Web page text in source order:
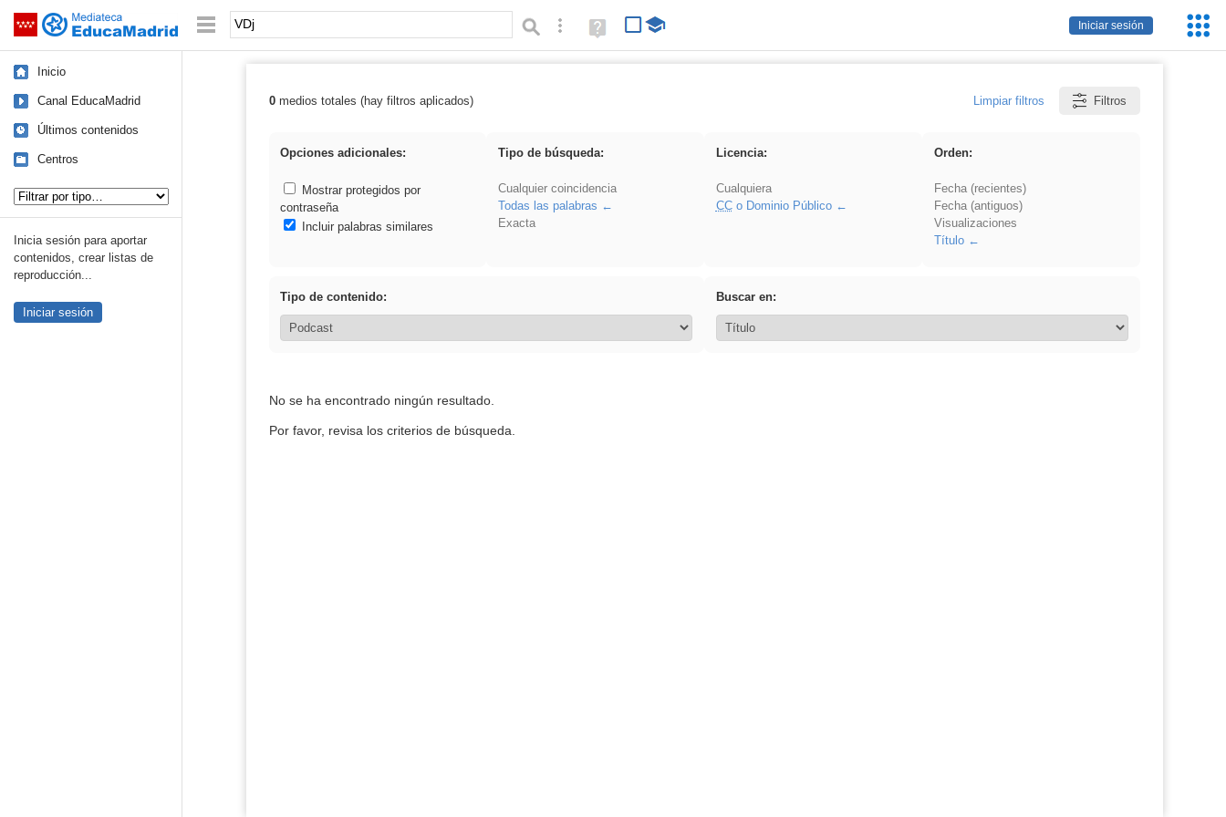
Saltar navegación
Iniciar sesión
Palabra o frase: Búsqueda avanzada
Ayuda
(en
Inicio
Canal EducaMadrid
Últimos contenidos
Centros
Inicia sesión para aportar
contenidos, crear listas de
reproducción...
Iniciar sesión
Resultados de: VDj
0medios totales (hay filtros aplicados) Limpiar filtros Filtros
Opciones adicionales:
Mostrar protegidos por
contraseña
Incluir palabras similares
Tipo de búsqueda:
Cualquier coincidencia
Todas las palabras
Exacta
Licencia:
Cualquiera
CCo Dominio Público
Orden:
Fecha (recientes)
Fecha (antiguos)
Visualizaciones
Título
Tipo de contenido: Buscar en:
No se ha encontrado ningún resultado.
Por favor, revisa los criterios de búsqueda.